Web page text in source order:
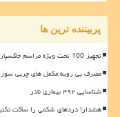
پربیننده ترین ها
تجهیز 100 تخت ویژه مراسم خاکسپاری رهبر شهید در بیمارستان صحرایی مصلی به علاوه فیلم
مصرف بی رویه مکمل های چربی
شناسایی ۴۹۲ بیماری نادر
هشدار! دردهای شکمی را ساکت